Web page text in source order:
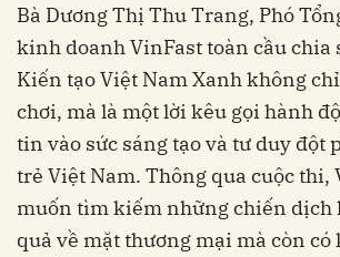
Bà Dương Thị Thu Trang, Phó
kinh doanh VinFast toàn cầu chia
Kiến tạo Việt Nam Xanh không
chơi, mà là một lời kêu gọi hành
tin vào sức sáng tạo và tư duy đột
trẻ Việt Nam. Thông qua cuộc thi,
muốn tìm kiếm những chiến dịch
quả về mặt thương mại mà còn có